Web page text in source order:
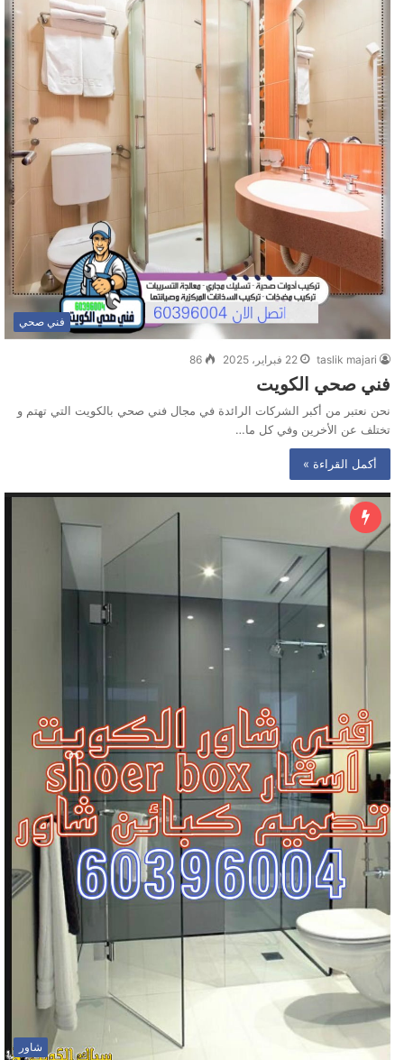
فني صحي
taslik majari 22 فبراير، 2025 86
فني صحي الكويت
نحن نعتبر من أكبر الشركات الرائدة في مجال فني صحي بالكويت التي تهتم و
تختلف عن الأخرين وفي كل ما…
أكمل القراءة »
شاور